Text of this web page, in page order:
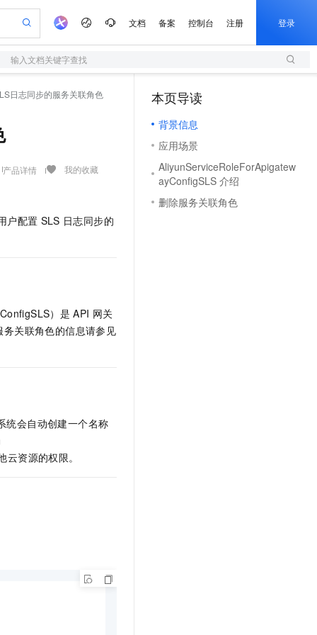
文档 备案 控制台 注册 登录
输入文档关键字查找
日志同步的服务关联角色
产品详情 我的收藏
户配置 SLS 日志同步的
）是 API 网关
务关联角色的信息请参见
统会自动创建一个名称
云资源的权限。
本页导读
背景信息
应用场景
AliyunServiceRoleForApigatew
ayConfigSLS 介绍
删除服务关联角色
平台百炼
1.1-T2V
文戏情感细腻自然，动作戏激烈拳拳到肉，实现更强表演能力
语音识别与合成
能体编程平台
伸缩的云计算服务
全托管，含MySQL、PostgreSQL、SQL Server、MariaDB多引擎
轻量应用服务器
数字证书管理服务（原SSL证书）
实现全站HTTPS，呈现可信的WEB访问
短信服务
V4-Pro
一句话生成原生可编辑精美 PPT 文稿
输入一句话想法, 轻松生成专业的 PPT
一键部署幻兽帕鲁游戏服务器
一键购买专属联机服务器，轻松开启游戏
漫剧工坊：一站式动画创作平台
启高性价比 AI 编程新体验
创作，一键激活电商全链路生产力
AI 活动
AI 生产力先锋
先锋实践拓展 AI 生产力的边界
飞天发布时刻
所见，即是所愿
AI 实训营
一站式生成采购清单，支持单品或批量购买
阿里云 OPC 创新助力计划
Token 补贴，五大权
益加速 OPC 成功
专业服务
公司注册
上云迁移
计划 服务伙伴合作计划
Al MaaS 服务伙伴赋能合作
伙伴信用分合作计划
更多支持
合作伙伴培训与认证
开发者社区
大会
加入我们
校园招聘